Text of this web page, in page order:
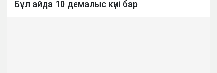
Бұл айда 10 демалыс күні бар